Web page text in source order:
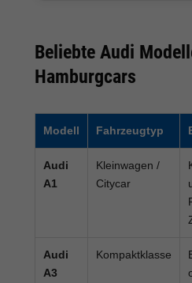
Beliebte Audi
Hamburgcars
Modell Fahrzeugtyp
Audi
A1
Kleinwagen /
Citycar
Audi
A3
Kompaktklasse